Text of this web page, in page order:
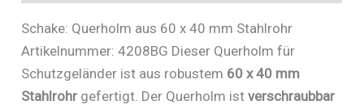
Schake: Querholm aus 60 x 40 mm Stahlrohr
Artikelnummer: 4208BG Dieser Querholm für
Schutzgeländer ist aus robustem 60 x 40 mm
Stahlrohr gefertigt. Der Querholm istverschraubbar